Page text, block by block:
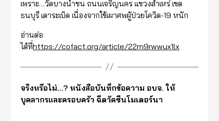
เพราะ…วัดบางน้ำชน ถนนเจริญนคร แขวงสำเหร่ เขต
ธนบุรี เตาระเบิด เนื่องจากใช้เผาศพผู้ป่วยโควิด-19 หนัก
อ่านต่อ
ได้ที่https://cofact.org/article/22rn9rwwux1lx
จริงหรือไม่…? หนังสือบันทึกข้อความ อบจ. ให้
บุคลากรและครอบครัว ฉีดวัคซีนโมเดอร์นา